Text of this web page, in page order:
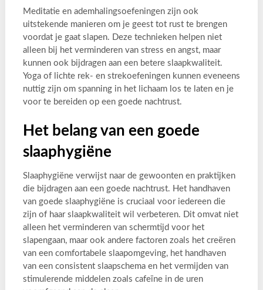
Meditatie en ademhalingsoefeningen zijn ook
uitstekende manieren om je geest tot rust te brengen
voordat je gaat slapen. Deze technieken helpen niet
alleen bij het verminderen van stress en angst, maar
kunnen ook bijdragen aan een betere slaapkwaliteit.
Yoga of lichte rek- en strekoefeningen kunnen eveneens
nuttig zijn om spanning in het lichaam los te laten en je
voor te bereiden op een goede nachtrust.
Het belang van een goede
slaaphygiëne
Slaaphygiëne verwijst naar de gewoonten en praktijken
die bijdragen aan een goede nachtrust. Het handhaven
van goede slaaphygiëne is cruciaal voor iedereen die
zijn of haar slaapkwaliteit wil verbeteren. Dit omvat niet
alleen het verminderen van schermtijd voor het
slapengaan, maar ook andere factoren zoals het creëren
van een comfortabele slaapomgeving, het handhaven
van een consistent slaapschema en het vermijden van
stimulerende middelen zoals cafeïne in de uren